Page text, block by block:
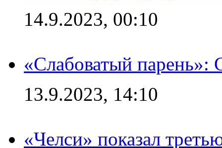
14.9.2023, 00:10
«Слабоватый парень»:
13.9.2023, 14:10
«Челси» показал